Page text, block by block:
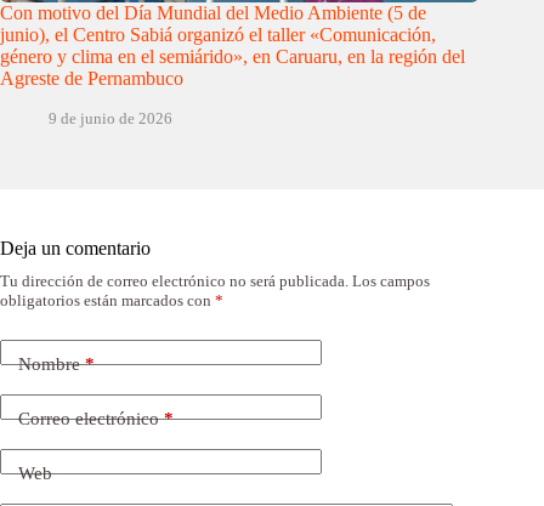
Con motivo del Día Mundial del Medio Ambiente (5 de
junio), el Centro Sabiá organizó el taller «Comunicación,
género y clima en el semiárido», en Caruaru, en la región del
Agreste de Pernambuco
9 de junio de 2026
Deja un comentario
Tu dirección de correo electrónico no será publicada. Los campos
obligatorios están marcados con *
Nombre*
Correo electrónico*
Web